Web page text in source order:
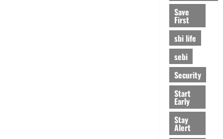
Save
First
sbi life
sebi
Security
Start
Early
Stay
Alert